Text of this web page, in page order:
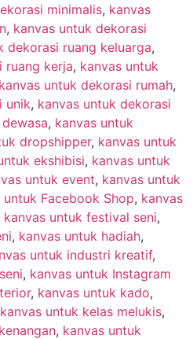
minimalis, kanvas
, kanvas untuk dekorasi
dekorasi ruang keluarga,
ruang kerja, kanvas untuk
kanvas untuk dekorasi rumah,
unik, kanvas untuk dekorasi
, kanvas untuk
dropshipper, kanvas untuk
ekshibisi, kanvas untuk
untuk event, kanvas untuk
untuk Facebook Shop, kanvas
kanvas untuk festival seni,
, kanvas untuk hadiah,
untuk industri kreatif,
, kanvas untuk Instagram
, kanvas untuk kado,
kanvas untuk kelas melukis,
, kanvas untuk